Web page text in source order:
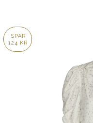
SPAR
124 KR